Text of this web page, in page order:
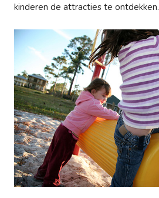
kinderen de attracties te ontdekken.